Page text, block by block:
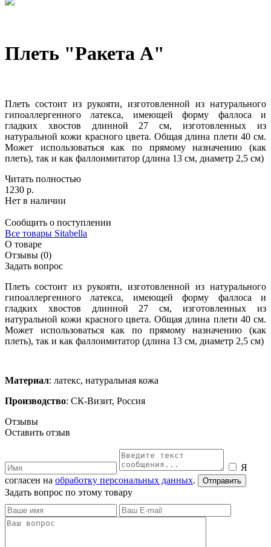
Плеть "Ракета А"
Плеть состоит из рукояти, изготовленной из натурального
гипоаллергенного латекса, имеющей форму фаллоса и
гладких хвостов длинной 27 см, изготовленных из
натуральной кожи красного цвета. Общая длина плети 40 см.
Может использоваться как по прямому назначению (как
плеть), так и как фаллоимитатор (длина 13 см, диаметр 2,5 см)
Читать полностью
1230 р.
Нет в наличии
Сообщить о поступлении
Все товары Sitabella
О товаре
Отзывы (0)
Задать вопрос
Плеть состоит из рукояти, изготовленной из натурального
гипоаллергенного латекса, имеющей форму фаллоса и
гладких хвостов длинной 27 см, изготовленных из
натуральной кожи красного цвета. Общая длина плети 40 см.
Может использоваться как по прямому назначению (как
плеть), так и как фаллоимитатор (длина 13 см, диаметр 2,5 см)
Материал: латекс, натуральная кожа
Производство: СК-Визит, Россия
Отзывы
Оставить отзыв
Я
согласен на обработку персональных данных.
Задать вопрос по этому товару